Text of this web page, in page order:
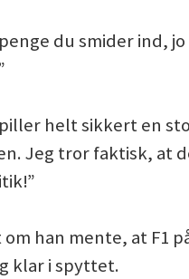
du smider ind,
helt sikkert en
Jeg tror faktisk, at
han mente, at F1
klar i spyttet.